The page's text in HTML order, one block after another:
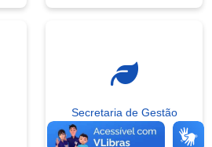
Secretaria de Gestão
Ambiental